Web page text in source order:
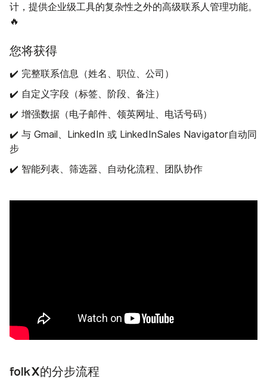
计，提供企业级工具的复杂性之外的高级联系人管理功能。
🔥
您将获得
✔️ 完整联系信息（姓名、职位、公司）
✔️ 自定义字段（标签、阶段、备注）
✔️ 增强数据（电子邮件、领英网址、电话号码）
✔️ 与 Gmail、LinkedIn 或 LinkedInSales Navigator自动同
步
✔️ 智能列表、筛选器、自动化流程、团队协作
folkX的分步流程